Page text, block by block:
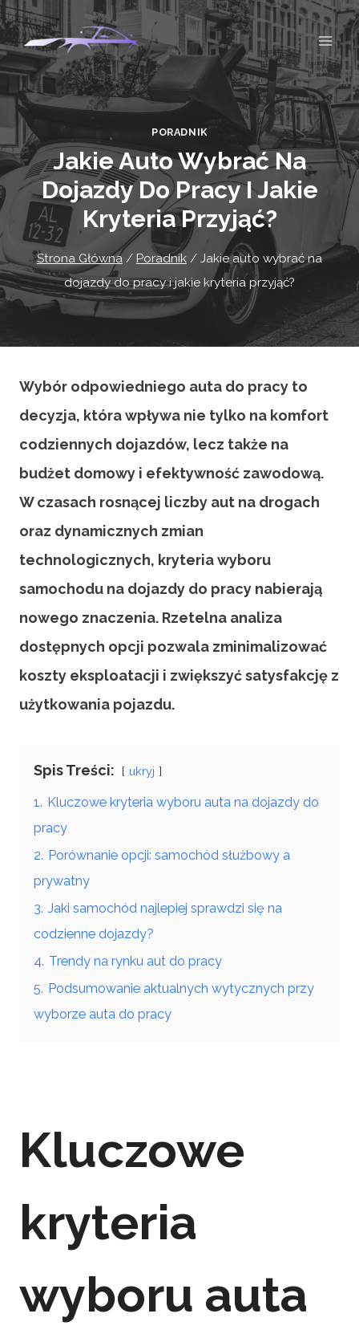
Przejdź
do
treści
PORADNIK
Jakie Auto Wybrać Na
Dojazdy Do Pracy I Jakie
Kryteria Przyjąć?
Strona Główna / Poradnik / Jakie auto wybrać na
dojazdy do pracy i jakie kryteria przyjąć?
Wybór odpowiedniego auta do pracy to
decyzja, która wpływa nie tylko na komfort
codziennych dojazdów, lecz także na
budżet domowy i efektywność zawodową.
W czasach rosnącej liczby aut na drogach
oraz dynamicznych zmian
technologicznych, kryteria wyboru
samochodu na dojazdy do pracy nabierają
nowego znaczenia. Rzetelna analiza
dostępnych opcji pozwala zminimalizować
koszty eksploatacji i zwiększyć satysfakcję z
użytkowania pojazdu.
Spis Treści: ukryj
1. Kluczowe kryteria wyboru auta na dojazdy do
pracy
2. Porównanie opcji: samochód służbowy a
prywatny
3. Jaki samochód najlepiej sprawdzi się na
codzienne dojazdy?
4. Trendy na rynku aut do pracy
5. Podsumowanie aktualnych wytycznych przy
wyborze auta do pracy
Kluczowe
kryteria
wyboru auta